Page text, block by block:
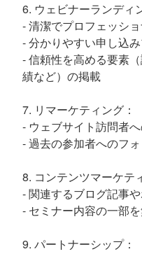
6. ウェビナーランディ
- 清潔でプロフェッシ
- 分かりやすい申し込
- 信頼性を高める要素
績など）の掲載
7. リマーケティング：
- ウェブサイト訪問者
- 過去の参加者へのフ
8. コンテンツマーケテ
- 関連するブログ記事
- セミナー内容の一部
9. パートナーシップ：